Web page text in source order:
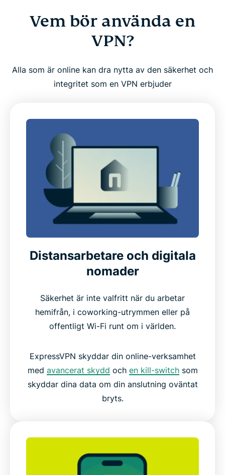
Vem bör använda en
VPN?
Alla som är online kan dra nytta av den säkerhet och
integritet som en VPN erbjuder
Distansarbetare och digitala
nomader
Säkerhet är inte valfritt när du arbetar
hemifrån, i coworking-utrymmen eller på
offentligt Wi-Fi runt om i världen.
ExpressVPN skyddar din online-verksamhet
med avancerat skydd och en kill-switchsom
skyddar dina data om din anslutning oväntat
bryts.